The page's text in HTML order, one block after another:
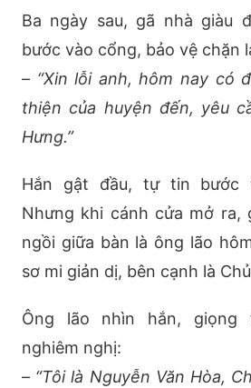
Ba ngày sau, gã nhà giàu
bước vào cổng, bảo vệ chặn
– “Xin lỗi anh, hôm nay có
thiện của huyện đến, yêu
Hưng.”
Hắn gật đầu, tự tin bước
Nhưng khi cánh cửa mở
ngồi giữa bàn là ông lão
sơ mi giản dị, bên cạnh là
Ông lão nhìn hắn, giọng
nghiêm nghị:
– “Tôi là Nguyễn Văn Hòa,